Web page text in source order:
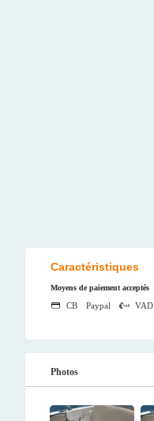
Caractéristiques
Moyens de paiement acceptés
CB Paypal VAD
Photos